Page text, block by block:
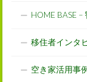
HOME BASE –
移住者インタ
空き家活用事例